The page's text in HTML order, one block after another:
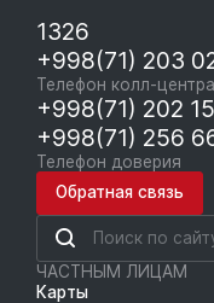
1326
+998(71) 203
Телефон колл-центра
+998(71) 202
+998(71) 256
Телефон доверия
Обратная связь
ЧАСТНЫМ ЛИЦАМ
Карты